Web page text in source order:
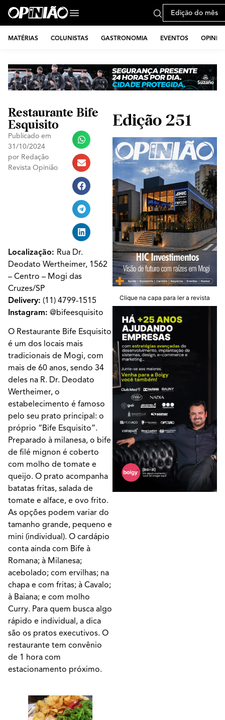
Edição do mês
MATÉRIAS COLUNISTAS GASTRONOMIA EVENTOS
Restaurante Bife
Esquisito
Publicado em
31/10/2024
por Redação
Revista Opinião
Localização: Rua Dr.
Deodato Wertheimer, 1562
– Centro – Mogi das
Cruzes/SP
Delivery: (11) 4799-1515
Instagram: @bifeesquisito
O Restaurante Bife Esquisito
é um dos locais mais
tradicionais de Mogi, com
mais de 60 anos, sendo 34
deles na R. Dr. Deodato
Wertheimer, o
estabelecimento é famoso
pelo seu prato principal: o
próprio “Bife Esquisito”.
Preparado à milanesa, o bife
de filé mignon é coberto
com molho de tomate e
queijo. O prato acompanha
batatas fritas, salada de
tomate e alface, e ovo frito.
As opções podem variar do
tamanho grande, pequeno e
mini (individual). O cardápio
conta ainda com Bife à
Romana; à Milanesa;
acebolado; com ervilhas; na
chapa e com fritas; à Cavalo;
à Baiana; e com molho
Curry. Para quem busca algo
rápido e individual, a dica
são os pratos executivos. O
restaurante tem convênio
de 1 hora com
estacionamento próximo.
Edição 251
Clique na capa para ler a revista